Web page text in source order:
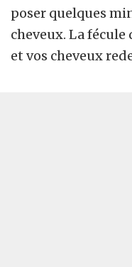
poser quelques
cheveux. La fécule
et vos cheveux